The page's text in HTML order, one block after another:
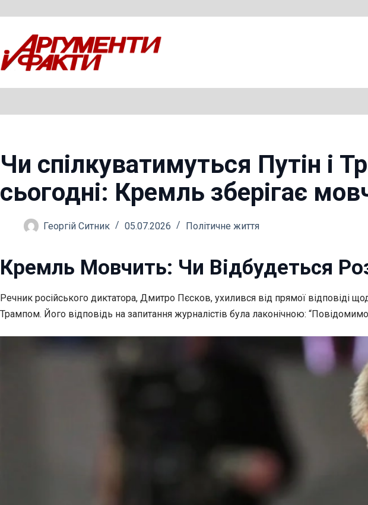
вмісту
Чи спілкуватимуться Путін і
сьогодні: Кремль зберігає
Георгій Ситник 05.07.2026 Політичне життя
Кремль Мовчить: Чи Відбудеться
Речник російського диктатора, Дмитро Пєсков, ухилився від прямої відповіді
Трампом. Його відповідь на запитання журналістів була лаконічною: